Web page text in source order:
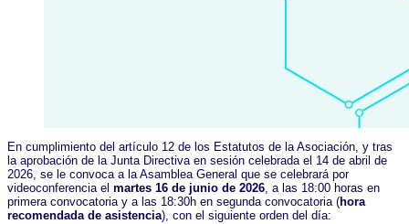
En cumplimiento del artículo 12 de los Estatutos de la Asociación, y tras
la aprobación de la Junta Directiva en sesión celebrada el 14 de abril de
2026, se le convoca a la Asamblea General que se celebrará por
videoconferencia el martes 16 de junio de 2026, a las 18:00 horas en
primera convocatoria y a las 18:30h en segunda convocatoria (hora
recomendada de asistencia), con el siguiente orden del día: